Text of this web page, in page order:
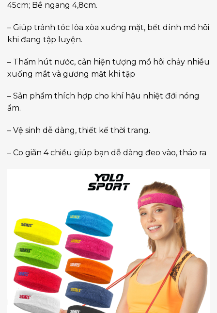
45cm; Bề ngang 4,8cm.
– Giúp tránh tóc lòa xòa xuống mặt, bết dính mồ hôi
khi đang tập luyện.
– Thấm hút nước, cản hiện tượng mồ hôi chảy nhiều
xuống mắt và gương mặt khi tập
– Sản phẩm thích hợp cho khí hậu nhiệt đới nóng
ẩm.
– Vệ sinh dễ dàng, thiết kế thời trang.
– Co giãn 4 chiều giúp bạn dễ dàng đeo vào, tháo ra